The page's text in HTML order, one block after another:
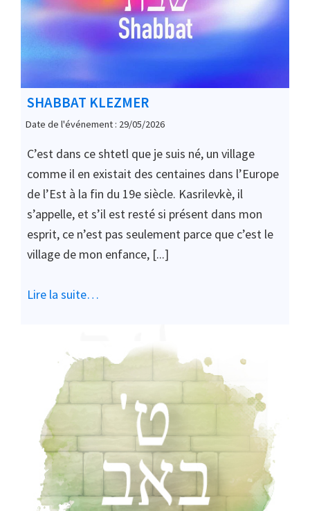
SHABBAT KLEZMER
Date de l'événement : 29/05/2026
C’est dans ce shtetl que je suis né, un village
comme il en existait des centaines dans l’Europe
de l’Est à la fin du 19e siècle. Kasrilevkè, il
s’appelle, et s’il est resté si présent dans mon
esprit, ce n’est pas seulement parce que c’est le
village de mon enfance, [...]
Lire la suite…